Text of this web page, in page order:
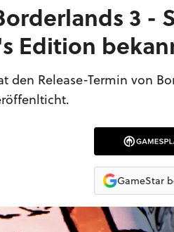
3 -
Edition
den Release-Termin von
GameStar